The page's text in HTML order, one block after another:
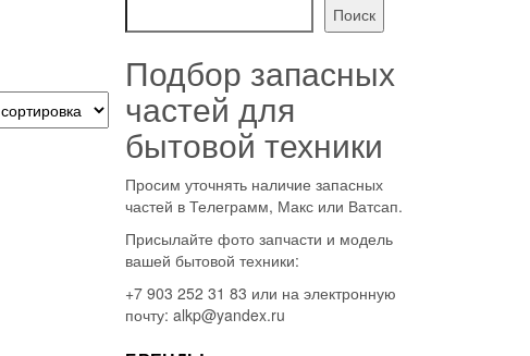
Поиск
Подбор запасных
частей для
бытовой техники
Просим уточнять наличие запасных
частей в Телеграмм, Макс или Ватсап.
Присылайте фото запчасти и модель
вашей бытовой техники:
+7 903 252 31 83 или на электронную
почту: alkp@yandex.ru